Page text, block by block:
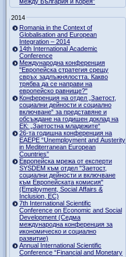
2014
Romania in the Context of
Globalisation and European
Integration – 2014
14th International Academic
Conference
Международна конференция
"Европейска стратегия срещу
свръх задлъжнялостта. Какво
трябва да се направи на
европейско равнище?"
Конференция на отдел „Заетост,
социални дейности и социално
включване“ за представяне и
обсъждане на годишен доклад на
ЕК: „Заетостна младежите“
26-та годишна конференция на
EAEPE “Unemployment and Austerity
in Mediterranean European
Countries”
Eвропейска мрежа от експерти
SYSDEM към отдел "Заетост,
социални дейности и включване
към Европейската комисия"
(Employment, Social Affairs &
Inclusion, ЕС)
7th International Scientific
Conference on Economic and Social
Development (Седма
международна конференция за
икономическо и социално
развитие)
Annual International Scientific
Conference “Financial and Monetary